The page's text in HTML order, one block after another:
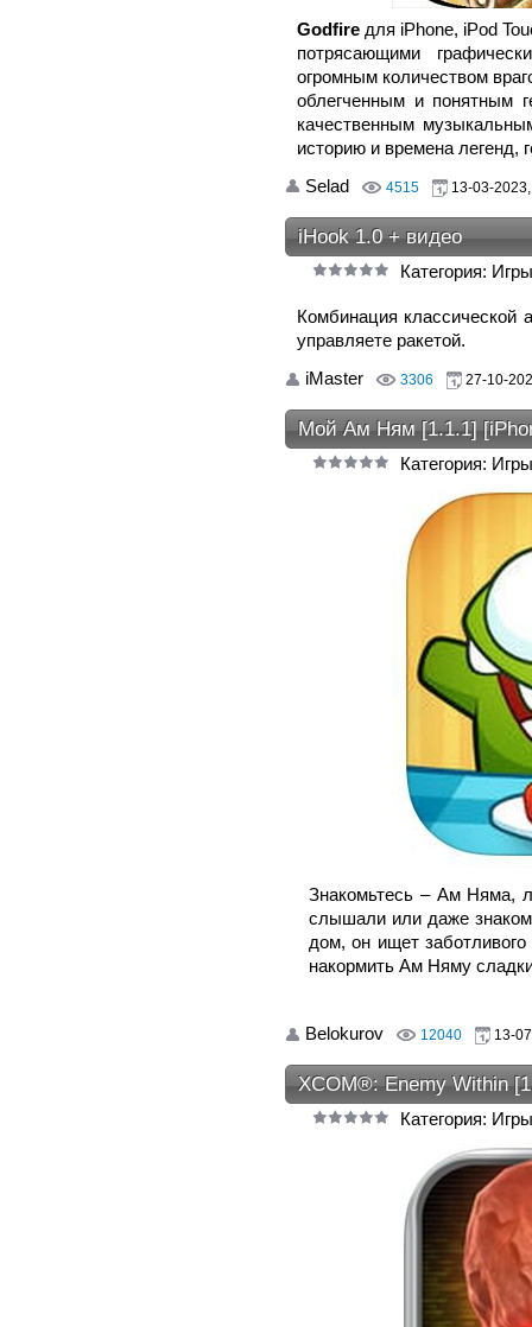
Godfire для iPhone, iPod
потрясающими
огромным количеством
облегченным и понятным
качественным
историю и времена легенд,
Selad
4515 13-03-
iHook 1.0 + видео
Категория:
Комбинация классической
управляете ракетой.
iMaster
3306 27-10-
Мой Ам Ням [1.1.1]
Категория:
Знакомьтесь – Ам Няма,
слышали или даже
дом, он ищет
накормить Ам Няму
Belokurov 12040 13-
XCOM®: Enemy Within
Категория: